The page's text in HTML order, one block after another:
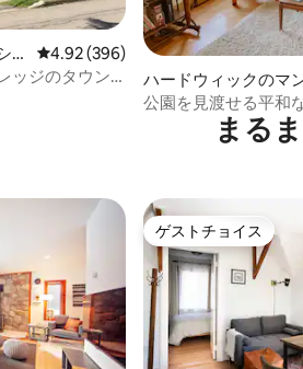
ョ
レビュー396件、5つ星中4.92つ星
4.92 (396)
ッジのタウン
ハードウィックのマ
ン・アパート
公園を見渡せる平和
まる
。 ゲストチョイス
ゲストチョイス